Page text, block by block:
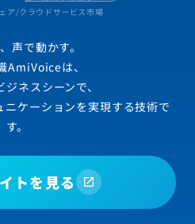
ア/クラウドサービス市場
声で動かす。
AmiVoiceは、
ネスシーンで、
ケーションを実現する技術で
す。
トを見る